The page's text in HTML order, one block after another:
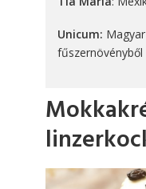
Unicum:
fűszernövényből